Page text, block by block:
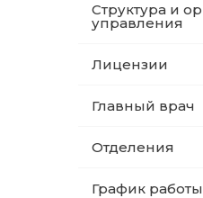
Структура и
управления
Лицензии
Главный врач
Отделения
График работы